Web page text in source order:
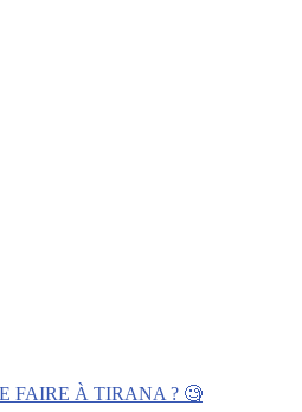
FAIRE À TIRANA ? 🧐